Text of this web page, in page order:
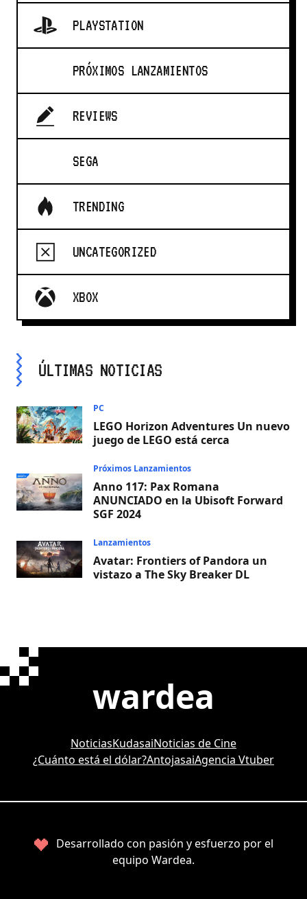
PLAYSTATION
PRÓXIMOS LANZAMIENTOS
REVIEWS
SEGA
TRENDING
UNCATEGORIZED
XBOX
ÚLTIMAS NOTICIAS
PC
LEGO Horizon Adventures Un nuevo
juego de LEGO está cerca
Próximos Lanzamientos
Anno 117: Pax Romana
ANUNCIADO en la Ubisoft Forward
SGF 2024
Lanzamientos
Avatar: Frontiers of Pandora un
vistazo a The Sky Breaker DL
wardea
NoticiasKudasaiNoticias de Cine
¿Cuánto está el dólar?AntojasaiAgencia Vtuber
Desarrollado con pasión y esfuerzo por el
equipo Wardea.